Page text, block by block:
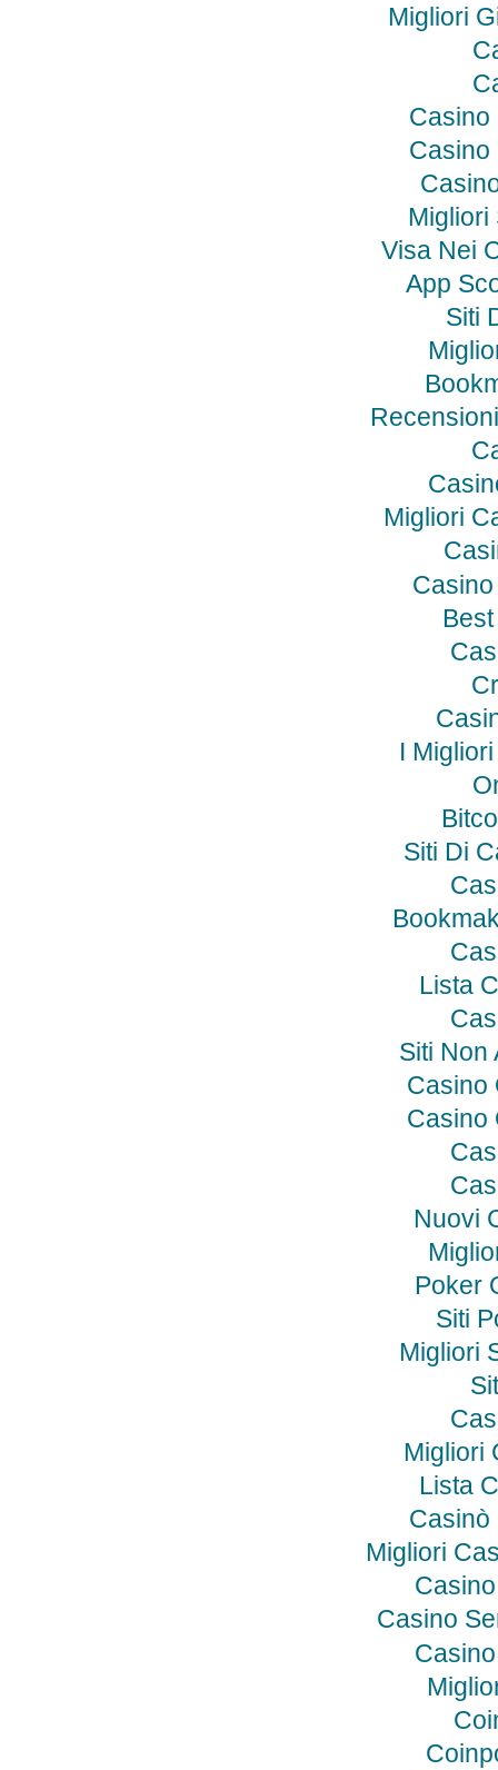
Migliori
Casino
Casino
Migliori
Visa Nei
App
Siti
Migliori
I
Siti Di
Lista
Siti Non
Casino
Casino
Nuovi
Poker
Siti
Migliori
Migliori
Lista
Casinò
Migliori
Casino